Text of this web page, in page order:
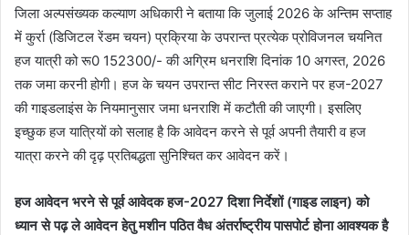
जिला अल्पसंख्यक कल्याण अधिकारी ने बताया कि जुलाई 2026 के अन्तिम सप्ताह
में कुर्रा (डिजिटल रेंडम चयन) प्रक्रिया के उपरान्त प्रत्येक प्रोविजनल चयनित
हज यात्री को रू0 152300/- की अग्रिम धनराशि दिनांक 10 अगस्त, 2026
तक जमा करनी होगी। हज के चयन उपरान्त सीट निरस्त कराने पर हज-2027
की गाइडलाइंस के नियमानुसार जमा धनराशि में कटौती की जाएगी। इसलिए
इच्छुक हज यात्रियों को सलाह है कि आवेदन करने से पूर्व अपनी तैयारी व हज
यात्रा करने की दृढ़ प्रतिबद्धता सुनिश्चित कर आवेदन करें।
हज आवेदन भरने से पूर्व आवेदक हज-2027 दिशा निर्देशों (गाइड लाइन) को
ध्यान से पढ़ ले आवेदन हेतु मशीन पठित वैध अंतर्राष्ट्रीय पासपोर्ट होना आवश्यक है